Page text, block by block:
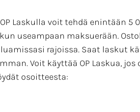
Laskulla voit tehdä enintään 5
useampaan maksuerään.
rajoissa. Saat laskut
Voit käyttää OP Laskua,
osoitteesta: